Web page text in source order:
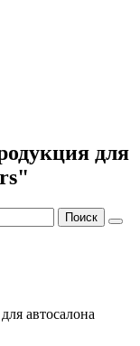
для
автосалона